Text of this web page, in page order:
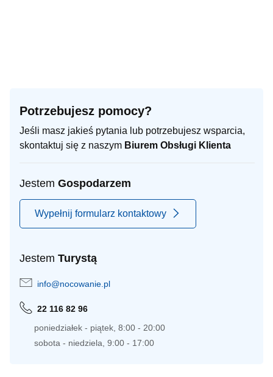
Potrzebujesz pomocy?
Jeśli masz jakieś pytania lub potrzebujesz wsparcia,
skontaktuj się z naszym Biurem Obsługi Klienta
Jestem Gospodarzem
Wypełnij formularz kontaktowy
Jestem Turystą
info@nocowanie.pl
22 116 82 96
poniedziałek - piątek, 8:00 - 20:00
sobota - niedziela, 9:00 - 17:00